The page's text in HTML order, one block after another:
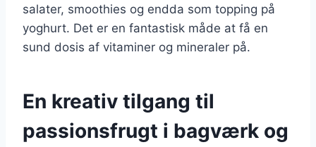
salater, smoothies og endda som topping på
yoghurt. Det er en fantastisk måde at få en
sund dosis af vitaminer og mineraler på.
En kreativ tilgang til
passionsfrugt i bagværk og